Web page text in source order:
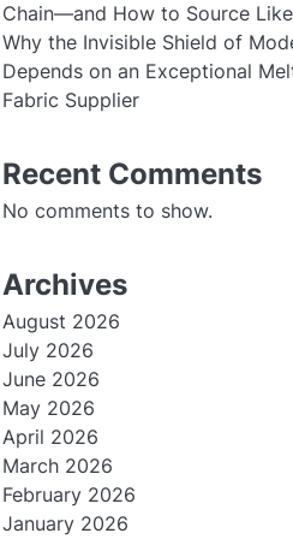
Chain—and How to Source
Why the Invisible Shield of
Depends on an Exceptional
Fabric Supplier
Recent Comments
No comments to show.
Archives
August 2026
July 2026
June 2026
May 2026
April 2026
March 2026
February 2026
January 2026